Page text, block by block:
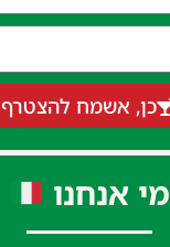
כן, אשמח להצטרף
מי אנחנו